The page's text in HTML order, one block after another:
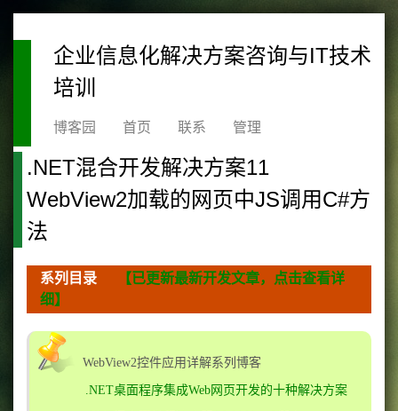
企业信息化解决方案咨询与IT技术
培训
博客园 首页 联系 管理
.NET混合开发解决方案11
WebView2加载的网页中JS调用C#方
法
系列目录
【已更新最新开发文章，点击查看详
细】
WebView2控件应用详解系列博客
.NET桌面程序集成Web网页开发的十种解决方案